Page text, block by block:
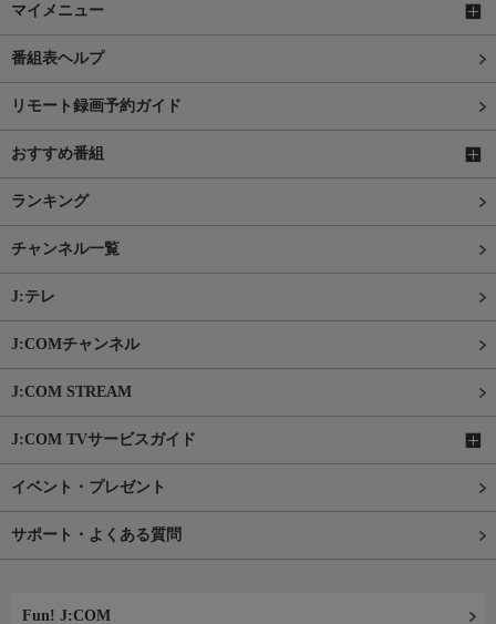
マイメニュー
番組表ヘルプ
リモート録画予約ガイド
おすすめ番組
ランキング
チャンネル一覧
J:テレ
J:COMチャンネル
J:COM STREAM
J:COM TVサービスガイド
イベント・プレゼント
サポート・よくある質問
Fun! J:COM